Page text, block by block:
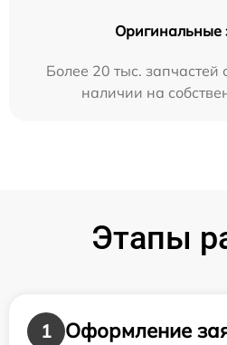
Оригинальные
Более 20 тыс. запчастей
наличии на
Этапы
1
Оформление